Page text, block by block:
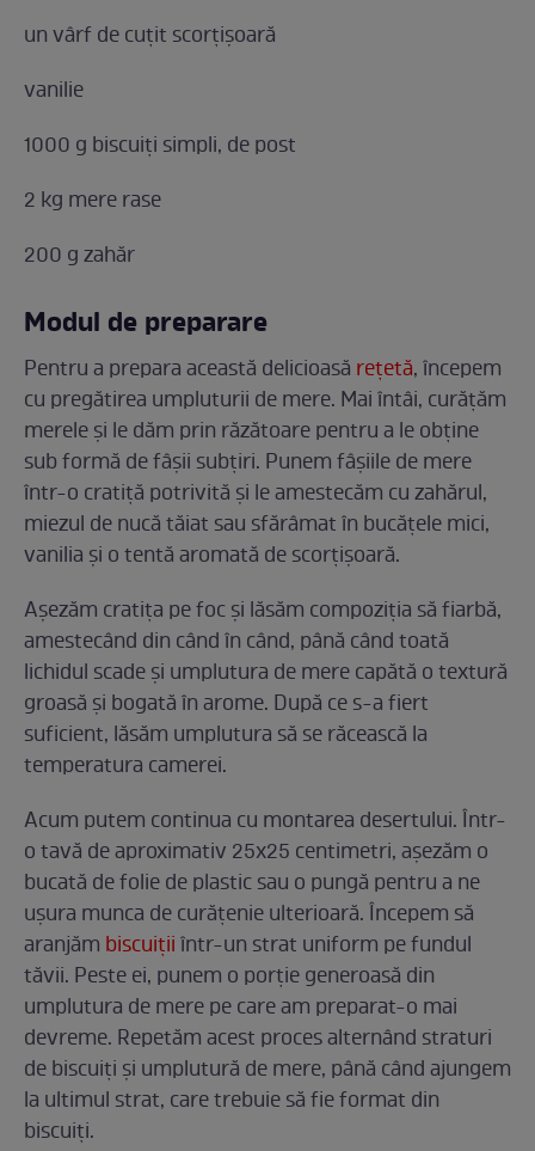
un vârf de cuțit scorțișoară
vanilie
1000 g biscuiți simpli, de post
2 kg mere rase
200 g zahăr
Modul de preparare
Pentru a prepara această delicioasă rețetă, începem
cu pregătirea umpluturii de mere. Mai întâi, curățăm
merele și le dăm prin răzătoare pentru a le obține
sub formă de fâșii subțiri. Punem fâșiile de mere
într-o cratiță potrivită și le amestecăm cu zahărul,
miezul de nucă tăiat sau sfărâmat în bucățele mici,
vanilia și o tentă aromată de scorțișoară.
Așezăm cratița pe foc și lăsăm compoziția să fiarbă,
amestecând din când în când, până când toată
lichidul scade și umplutura de mere capătă o textură
groasă și bogată în arome. După ce s-a fiert
suficient, lăsăm umplutura să se răcească la
temperatura camerei.
Acum putem continua cu montarea desertului. Într-
o tavă de aproximativ 25x25 centimetri, așezăm o
bucată de folie de plastic sau o pungă pentru a ne
ușura munca de curățenie ulterioară. Începem să
aranjăm biscuițiiîntr-un strat uniform pe fundul
tăvii. Peste ei, punem o porție generoasă din
umplutura de mere pe care am preparat-o mai
devreme. Repetăm acest proces alternând straturi
de biscuiți și umplutură de mere, până când ajungem
la ultimul strat, care trebuie să fie format din
biscuiți.